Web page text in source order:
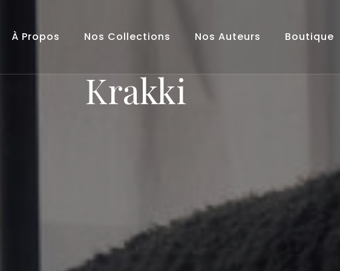
À Propos Nos Collections Nos Auteurs Boutique
Krakki